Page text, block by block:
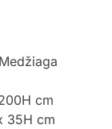
cm
35H cm